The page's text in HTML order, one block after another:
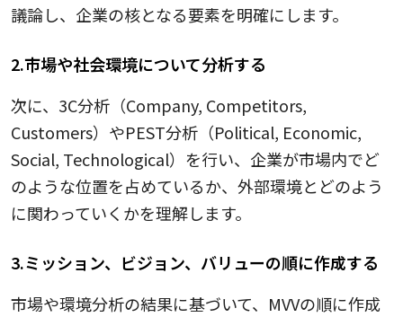
議論し、企業の核となる要素を明確にします。
2.市場や社会環境について分析する
次に、3C分析（Company, Competitors,
Customers）やPEST分析（Political, Economic,
Social, Technological）を行い、企業が市場内でど
のような位置を占めているか、外部環境とどのよう
に関わっていくかを理解します。
3.ミッション、ビジョン、バリューの順に作成する
市場や環境分析の結果に基づいて、MVVの順に作成